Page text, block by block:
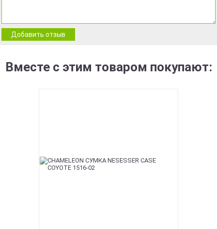
Добавить отзыв
Вместе с этим товаром покупают: